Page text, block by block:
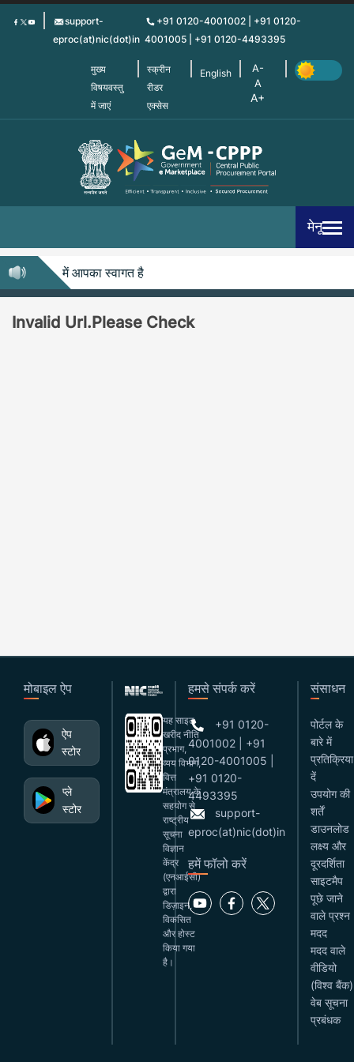
Skip
support-
eproc(at)nic(dot)in
+91 0120-4001002 | +91 0120-
4001005 | +91 0120-4493395
मुख्य
विषयवस्तु
में जाएं
स्क्रीन
रीडर
एक्सेस
English
मेनू
सीपीपीपी में आपका स्वागत है
Invalid Url.Please Check
मोबाइल ऐप
ऐप
स्टोर
प्ले
स्टोर
यह साइट
खरीद नीति
प्रभाग,
व्यय विभाग,
वित्त
मंत्रालय के
सहयोग से
राष्ट्रीय
सूचना
विज्ञान
केंद्र
(एनआईसी)
द्वारा
डिज़ाइन,
विकसित
और होस्ट
किया गया
है।
हमसे संपर्क करें
+91 0120-
4001002 | +91
0120-4001005 |
+91 0120-
4493395
support-
eproc(at)nic(dot)in
हमें फॉलो करें
संसाधन
पोर्टल के
बारे में
प्रतिक्रिया
दें
उपयोग की
शर्तें
डाउनलोड
लक्ष्य और
दूरदर्शिता
साइटमैप
पूछे जाने
वाले प्रश्न
मदद
मदद वाले
वीडियो
(विश्व बैंक)
वेब सूचना
प्रबंधक